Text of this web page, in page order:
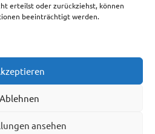
erteilst oder zurückziehst, können
beeinträchtigt werden.
Ablehnen
ansehen